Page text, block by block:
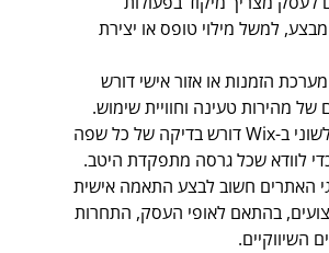
למשל מילוי טופס או יצירת
הזמנות או אזור אישי דורש
של מהירות טעינה וחוויית שימוש.
אתר רב לשוני ב-Wix דורש בדיקה של כל שפה
לוודא שכל גרסה מתפקדת היטב.
האתרים חשוב לבצע התאמה אישית
בהתאם לאופי העסק, התחרות
השיווקיים.